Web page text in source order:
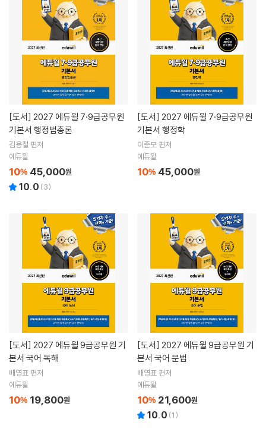
[도서]
기본서 행정법총론
김용철 편저
에듀윌
10% 45,000원
10.0 (3)
[도서]
기본서 행정학
이준모 편저
에듀윌
10% 45,000원
[도서]
본서 국어 독해
배영표 편저
에듀윌
10% 19,800원
[도서]
본서 국어 문법
배영표 편저
에듀윌
10% 21,600원
10.0 (1)